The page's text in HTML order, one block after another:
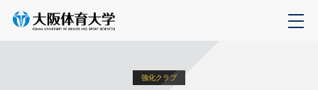
強化クラブ